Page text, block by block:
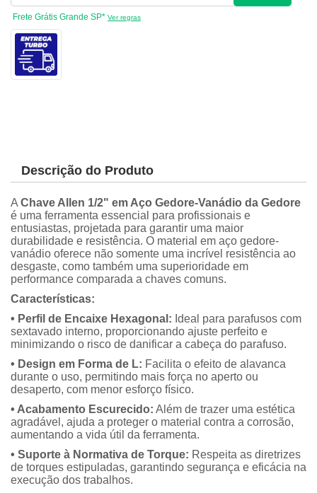
Frete Grátis Grande SP* Ver regras
Descrição do Produto
A Chave Allen 1/2" em Aço Gedore-Vanádio da Gedore
é uma ferramenta essencial para profissionais e
entusiastas, projetada para garantir uma maior
durabilidade e resistência. O material em aço gedore-
vanádio oferece não somente uma incrível resistência ao
desgaste, como também uma superioridade em
performance comparada a chaves comuns.
Características:
• Perfil de Encaixe Hexagonal: Ideal para parafusos com
sextavado interno, proporcionando ajuste perfeito e
minimizando o risco de danificar a cabeça do parafuso.
• Design em Forma de L: Facilita o efeito de alavanca
durante o uso, permitindo mais força no aperto ou
desaperto, com menor esforço físico.
• Acabamento Escurecido: Além de trazer uma estética
agradável, ajuda a proteger o material contra a corrosão,
aumentando a vida útil da ferramenta.
• Suporte à Normativa de Torque: Respeita as diretrizes
de torques estipuladas, garantindo segurança e eficácia na
execução dos trabalhos.